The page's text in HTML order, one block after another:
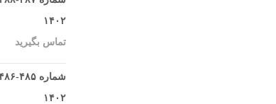
۱۴۰۲
تماس بگیرید
۱۴۰۲